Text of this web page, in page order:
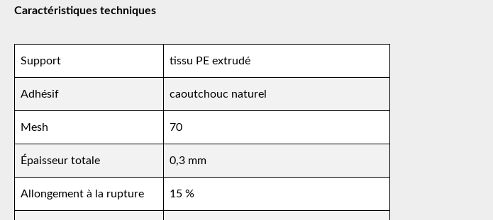
Caractéristiques techniques
Support tissu PE extrudé
Adhésif caoutchouc naturel
Mesh 70
Épaisseur totale 0,3 mm
Allongement à la rupture 15 %